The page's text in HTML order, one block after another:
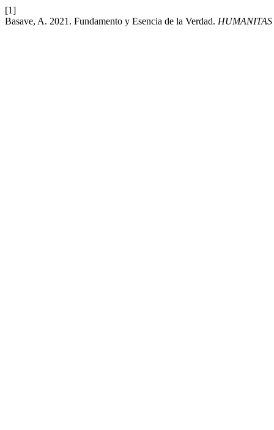
[1]
Basave, A. 2021. Fundamento y Esencia de la Verdad.